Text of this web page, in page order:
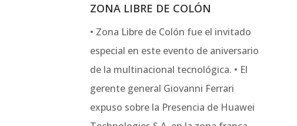
ZONA LIBRE DE COLÓN
• Zona Libre de Colón fue el invitado
especial en este evento de aniversario
de la multinacional tecnológica. • El
gerente general Giovanni Ferrari
expuso sobre la Presencia de Huawei